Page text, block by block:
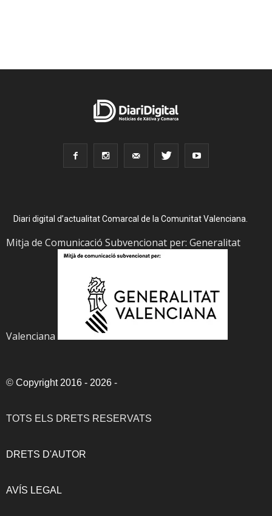
Diari digital d’actualitat Comarcal de la Comunitat Valenciana.
Mitja de Comunicació Subvencionat per: Generalitat
Valenciana
© Copyright 2016 - 2026 -
TOTS ELS DRETS RESERVATS
DRETS D'AUTOR
AVÍS LEGAL